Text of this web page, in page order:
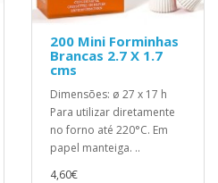
200 Mini Forminhas
Brancas 2.7 X 1.7
cms
Dimensões: ø 27 x 17 h
Para utilizar diretamente
no forno até 220°C. Em
papel manteiga. ..
4,60€